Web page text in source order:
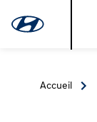
Accueil